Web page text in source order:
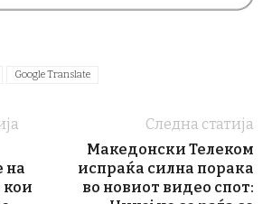
Google Translate
на
кои
Следна статија
Македонски Телеком
испраќа силна порака
во новиот видео спот: